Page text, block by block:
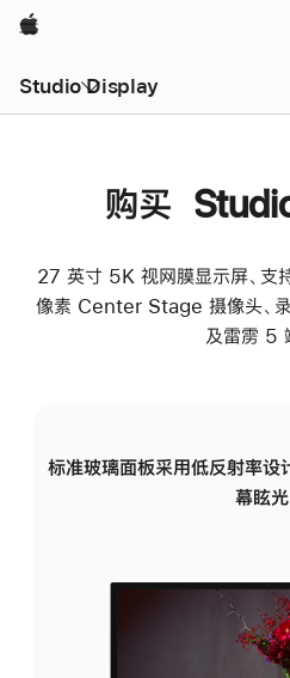
Apple
Studio Display
购买
27 英寸 5K 视网膜显示屏、支
像素 Center Stage 摄像头、录
及雷雳 5
标准玻璃面板采用低反射率设
幕眩光